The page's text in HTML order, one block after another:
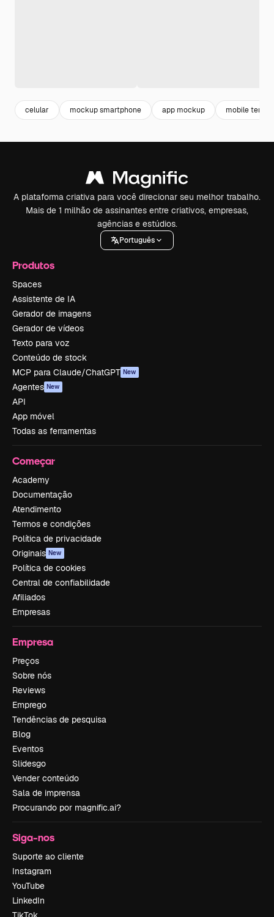
celular mockup smartphone app mockup mobile
A plataforma criativa para você direcionar seu melhor trabalho.
Mais de 1 milhão de assinantes entre criativos, empresas,
agências e estúdios.
Português
Produtos
Spaces
Assistente de IA
Gerador de imagens
Gerador de vídeos
Texto para voz
Conteúdo de stock
MCP para Claude/ChatGPT New
Agentes New
API
App móvel
Todas as ferramentas
Começar
Academy
Documentação
Atendimento
Termos e condições
Política de privacidade
Originais New
Política de cookies
Central de confiabilidade
Afiliados
Empresas
Empresa
Preços
Sobre nós
Reviews
Emprego
Tendências de pesquisa
Blog
Eventos
Slidesgo
Vender conteúdo
Sala de imprensa
Procurando por magnific.ai?
Siga-nos
Suporte ao cliente
Instagram
YouTube
LinkedIn